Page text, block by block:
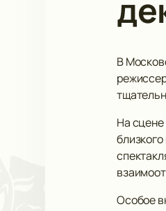
В
На
Особое